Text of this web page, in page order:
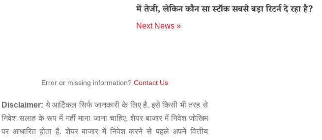
में तेजी, लेकिन कौन सा स्टॉक सबसे बड़ा रिटर्न दे रहा है?
Next News »
Error or missing information? Contact Us
Disclaimer: ये आर्टिकल सिर्फ जानकारी के लिए है. इसे किसी भी तरह से
निवेश सलाह के रूप में नहीं माना जाना चाहिए. शेयर बाजार में निवेश जोखिम
पर आधारित होता है. शेयर बाजार में निवेश करने से पहले अपने वित्तीय